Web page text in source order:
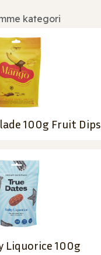
kategori
100g Fruit Dips
Liquorice 100g